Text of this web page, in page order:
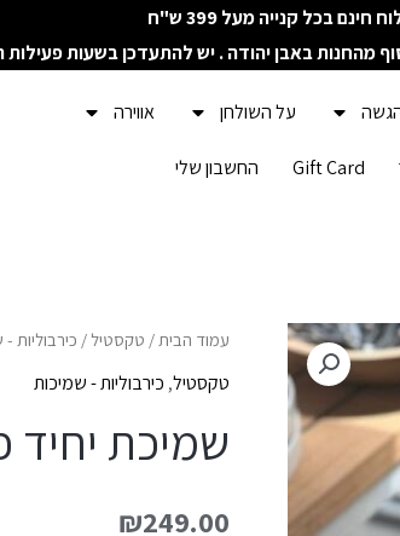
חינם בכל קנייה מעל 399 ש"ח
מהחנות באבן יהודה . יש להתעדכן בשעות פעילות
על השולחן אווירה
Gift Card החשבון שלי
עמוד הבית/ טקסטיל/ כירבוליות
טקסטיל, כירבוליות - שמיכות
שמיכת יחיד
₪249.00
כמות
של
יחיד
רך